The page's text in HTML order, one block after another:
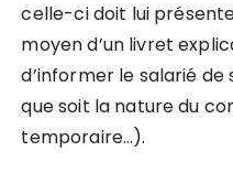
celle-ci doit lui
moyen d’un livret
d’informer le salarié de
que soit la nature du
temporaire…).